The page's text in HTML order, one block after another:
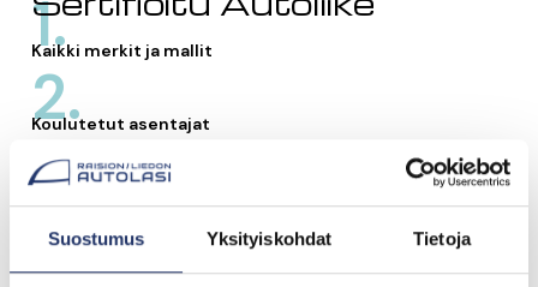
Suostumus Yksityiskohdat Tietoja
1.
Kaikki merkit ja mallit
2.
Koulutetut asentajat
3.
4.
Vakuutusyhtiöiden hyväksymä